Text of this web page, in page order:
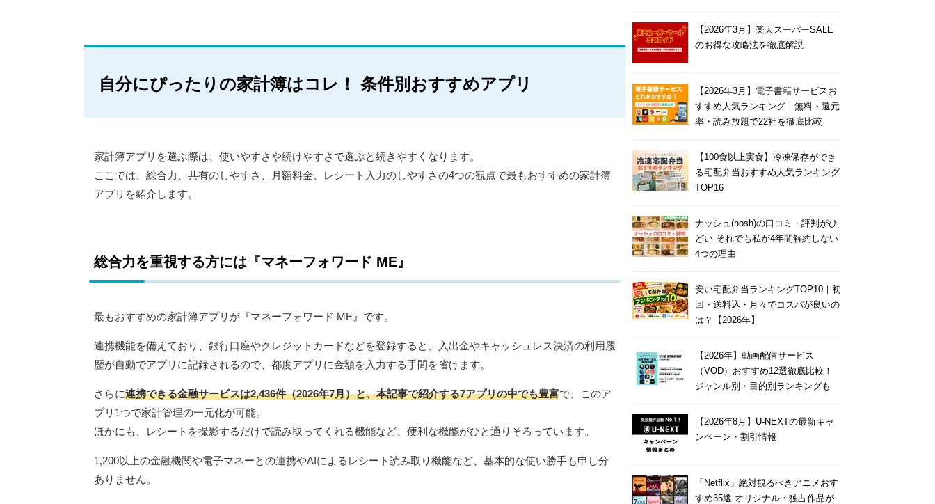
自分にぴったりの家計簿はコレ！ 条件別おすすめアプリ
家計簿アプリを選ぶ際は、使いやすさや続けやすさで選ぶと続きやすくなります。
ここでは、総合力、共有のしやすさ、月額料金、レシート入力のしやすさの4つの観点で最もおすすめの家計簿
アプリを紹介します。
総合力を重視する方には『マネーフォワード ME』
最もおすすめの家計簿アプリが『マネーフォワード ME』です。
連携機能を備えており、銀行口座やクレジットカードなどを登録すると、入出金やキャッシュレス決済の利用履
歴が自動でアプリに記録されるので、都度アプリに金額を入力する手間を省けます。
さらに連携できる金融サービスは2,436件（2026年7月）と、本記事で紹介する7アプリの中でも豊富で、このア
プリ1つで家計管理の一元化が可能。
ほかにも、レシートを撮影するだけで読み取ってくれる機能など、便利な機能がひと通りそろっています。
1,200以上の金融機関や電子マネーとの連携やAIによるレシート読み取り機能など、基本的な使い勝手も申し分
ありません。
【2026年3月】楽天スーパーSALE
のお得な攻略法を徹底解説
【2026年3月】電子書籍サービスお
すすめ人気ランキング｜無料・還元
率・読み放題で22社を徹底比較
【100食以上実食】冷凍保存ができ
る宅配弁当おすすめ人気ランキング
TOP16
ナッシュ(nosh)の口コミ・評判がひ
どい それでも私が4年間解約しない
4つの理由
安い宅配弁当ランキングTOP10｜初
回・送料込・月々でコスパが良いの
は？【2026年】
【2026年】動画配信サービス
（VOD）おすすめ12選徹底比較！
ジャンル別・目的別ランキングも
【2026年8月】U-NEXTの最新キャ
ンペーン・割引情報
「Netflix」絶対観るべきアニメおす
すめ35選 オリジナル・独占作品が